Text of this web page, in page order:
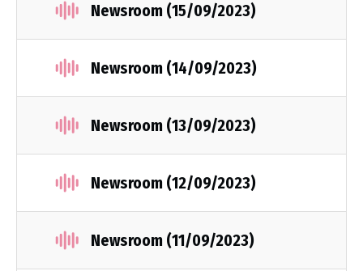
Newsroom (15/09/2023)
Newsroom (14/09/2023)
Newsroom (13/09/2023)
Newsroom (12/09/2023)
Newsroom (11/09/2023)